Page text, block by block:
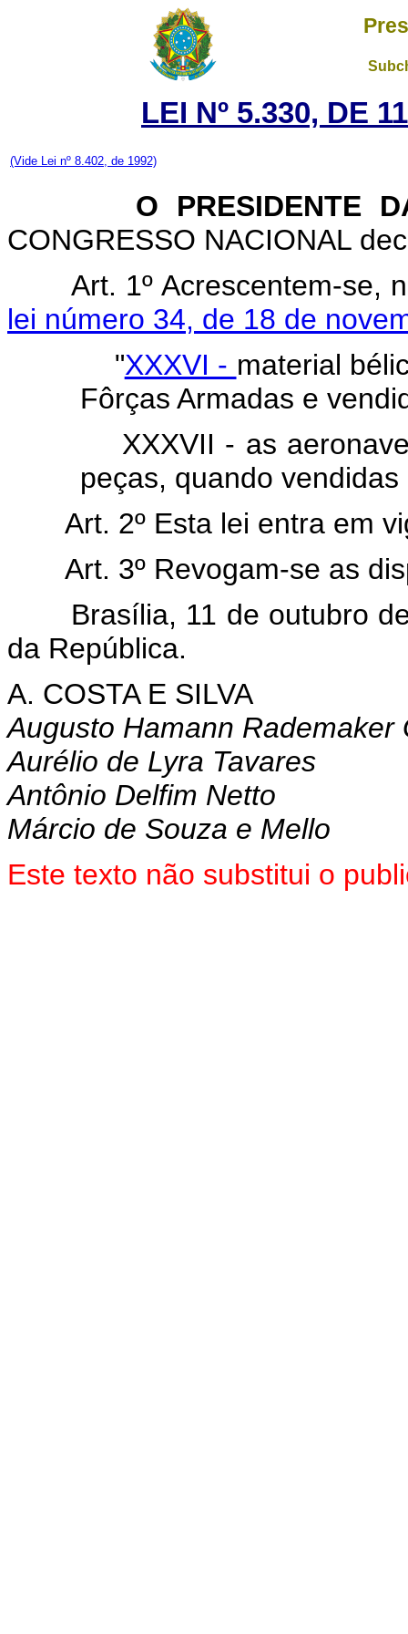
LEI Nº 5.330, DE
(Vide Lei nº 8.402, de 1992)
O PRESIDENTE
CONGRESSO NACIONAL
Art. 1º Acrescentem-se,
lei número 34, de 18 de
"XXXVI - material
Fôrças Armadas e
XXXVII - as
peças, quando vendidas
Art. 2º Esta lei entra em
Art. 3º Revogam-se as
Brasília, 11 de outubro
da República.
A. COSTA E SILVA
Augusto Hamann Rademaker
Aurélio de Lyra Tavares
Antônio Delfim Netto
Márcio de Souza e Mello
Este texto não substitui o